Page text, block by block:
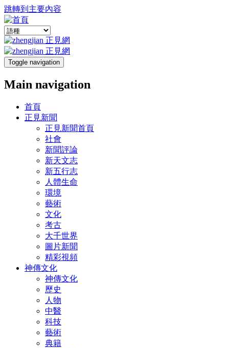
跳轉到主要內容
Toggle navigation
Main navigation
首頁
正見新聞
正見新聞首頁
社會
新聞評論
新天文志
新五行志
人體生命
環境
藝術
文化
考古
大千世界
圖片新聞
精彩視頻
神傳文化
神傳文化
歷史
人物
中醫
科技
藝術
典籍